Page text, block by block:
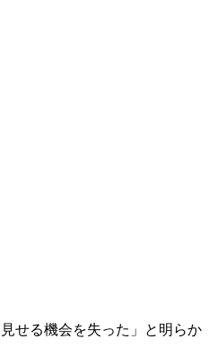
せる機会を失った」と明らか